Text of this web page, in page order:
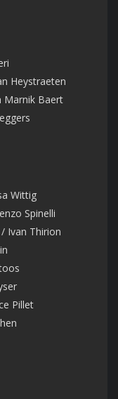
Heystraeten
Marnik Baert
Wittig
Spinelli
Ivan Thirion
Pillet